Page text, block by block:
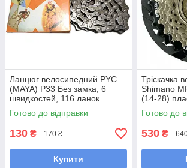
Ланцюг велосипедний PYC
(MAYA) P33 Без замка, 6
швидкостей, 116 ланок
Готово до відправки
130 ₴ 170 ₴
Купити
Тріскачка
Shimano
(14-28)
Оригінал
Готово до
530 ₴